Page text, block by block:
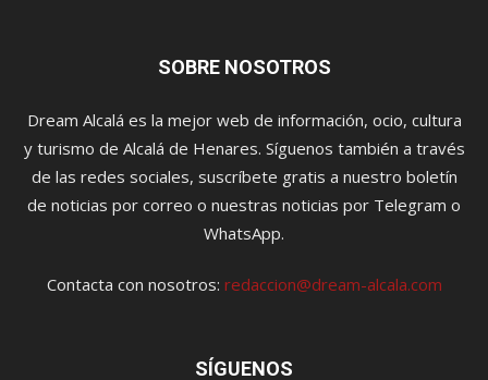
SOBRE NOSOTROS
Dream Alcalá es la mejor web de información, ocio, cultura
y turismo de Alcalá de Henares. Síguenos también a través
de las redes sociales, suscríbete gratis a nuestro boletín
de noticias por correo o nuestras noticias por Telegram o
WhatsApp.
Contacta con nosotros: redaccion@dream-alcala.com
SÍGUENOS